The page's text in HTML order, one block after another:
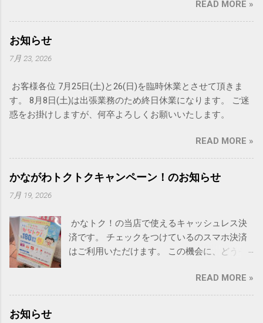
New Year 2022! 今年もRAINBOWをよろしくお
願いします
READ MORE »
お知らせ
7月 23, 2026
お客様各位 7月25日(土)と26(日)を臨時休業とさせて頂きま
す。 8月8日(土)は出張業務のため終日休業になります。 ご迷
惑をお掛けしますが、何卒よろしくお願いいたします。
READ MORE »
かながわトクトクキャンペーン！のお知らせ
7月 19, 2026
かなトク！の当店で使えるキャッシュレス決
済です。 チェックをつけているのスマホ決済
はご利用いただけます。 この機会に、どうぞ
READ MORE »
お知らせ